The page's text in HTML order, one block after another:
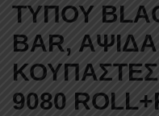
ΤΥΠΟΥ
BAR,
ΚΟΥΠΑΣΤΕΣ
9080